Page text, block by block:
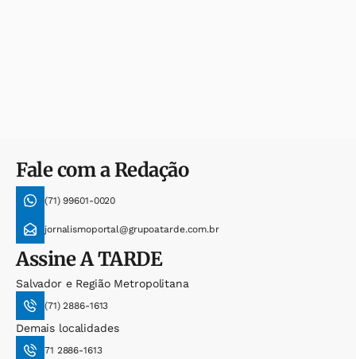
Fale com a Redação
(71) 99601-0020
jornalismoportal@grupoatarde.com.br
AssineA TARDE
Salvador e Região Metropolitana
(71) 2886-1613
Demais localidades
71 2886-1613